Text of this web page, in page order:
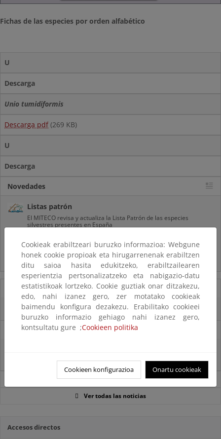
Fichas de las especies por orden alfabético
U
Descarga
Unio tumidiformis
Descarga pdf (269 KB)
U
Descarga
Novedades
Listas patrón
El MITECO revisa y actualiza la Lista Patrón de las especies
silvestres presentes en España
Preguntas frecuentes...
Acceso a los recursos genéticos y reparto de beneficios
07/08/2025
El censo de aves del Parque Nacional de las Tablas bate récords históricos
27/06/2025
el Atlántico Nordeste
Noticias sobre Biodiversidad
Ver todas las noticias
Accesos directos
Cookieak erabiltzeari buruzko informazioa: Webgune
honek cookie propioak eta hirugarrenenak erabiltzen
ditu saioa hasita edukitzeko, erabiltzailearen
esperientzia pertsonalizatzeko eta nabigazio-datu
estatistikoak lortzeko. Cookie guztiak onar ditzakezu,
edo, nahi izanez gero, zer motatako cookieak
baimendu konfigura dezakezu. Erabilitako cookieei
buruzko informazio gehiago nahi izanez gero,
kontsultatu gure ;Cookieen politika
Cookieen konfigurazioa Onartu cookieak